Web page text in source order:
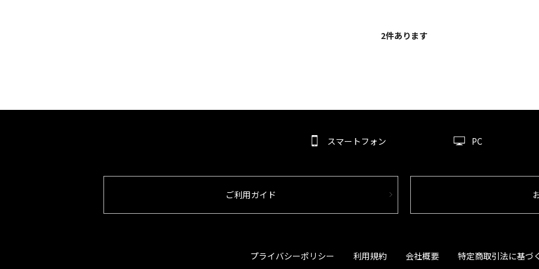
2件あります
スマートフォン PC
ご利用ガイド
プライバシーポリシー 利用規約 会社概要 特定商取引法に基づ